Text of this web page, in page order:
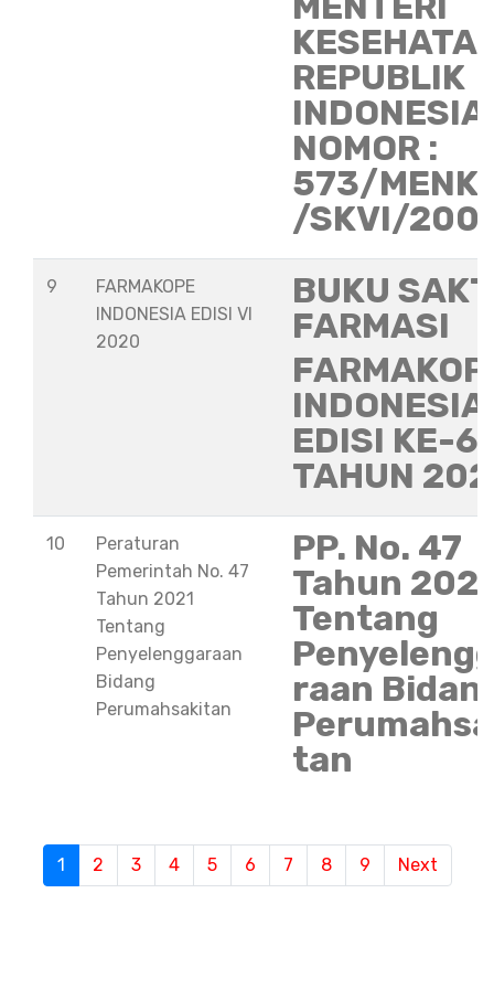
REPUBLIK
INDONESIA
NOMOR :
573/
/SKVI/
9
FARMAKOPE
INDONESIA EDISI VI
2020
BUKU
FARMASI
INDONESIA
EDISI KE-6
TAHUN
10
Peraturan
Pemerintah No. 47
Tahun 2021
Tentang
Penyelenggaraan
Bidang
Perumahsakitan
PP. No. 47
Tahun
Tentang
raan
tan
1 (current)
2 3 4 5 6 7 8 9 Next
S
e